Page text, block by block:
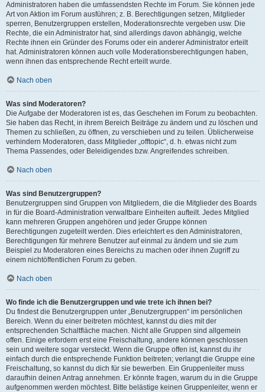
Administratoren haben die umfassendsten Rechte im Forum. Sie können jede
Art von Aktion im Forum ausführen; z. B. Berechtigungen setzen, Mitglieder
sperren, Benutzergruppen erstellen, Moderationsrechte vergeben usw. Die
Rechte, die ein Administrator hat, sind allerdings davon abhängig, welche
Rechte ihnen ein Gründer des Forums oder ein anderer Administrator erteilt
hat. Administratoren können auch volle Moderationsberechtigungen haben,
wenn ihnen das entsprechende Recht erteilt wurde.
Nach oben
Was sind Moderatoren?
Die Aufgabe der Moderatoren ist es, das Geschehen im Forum zu beobachten.
Sie haben das Recht, in ihrem Bereich Beiträge zu ändern und zu löschen und
Themen zu schließen, zu öffnen, zu verschieben und zu teilen. Üblicherweise
verhindern Moderatoren, dass Mitglieder „offtopic“, d. h. etwas nicht zum
Thema Passendes, oder Beleidigendes bzw. Angreifendes schreiben.
Nach oben
Was sind Benutzergruppen?
Benutzergruppen sind Gruppen von Mitgliedern, die die Mitglieder des Boards
in für die Board-Administration verwaltbare Einheiten aufteilt. Jedes Mitglied
kann mehreren Gruppen angehören und jeder Gruppe können
Berechtigungen zugeteilt werden. Dies erleichtert es den Administratoren,
Berechtigungen für mehrere Benutzer auf einmal zu ändern und sie zum
Beispiel zu Moderatoren eines Bereichs zu machen oder ihnen Zugriff zu
einem nichtöffentlichen Forum zu geben.
Nach oben
Wo finde ich die Benutzergruppen und wie trete ich ihnen bei?
Du findest die Benutzergruppen unter „Benutzergruppen“ im persönlichen
Bereich. Wenn du einer beitreten möchtest, kannst du dies mit der
entsprechenden Schaltfläche machen. Nicht alle Gruppen sind allgemein
offen. Einige erfordern erst eine Freischaltung, andere können geschlossen
sein und weitere sogar versteckt. Wenn die Gruppe offen ist, kannst du ihr
einfach durch die entsprechende Funktion beitreten; verlangt die Gruppe eine
Freischaltung, so kannst du dich für sie bewerben. Ein Gruppenleiter muss
daraufhin deinen Antrag annehmen. Er könnte fragen, warum du in die Gruppe
aufgenommen werden möchtest. Bitte belästige keinen Gruppenleiter, wenn er